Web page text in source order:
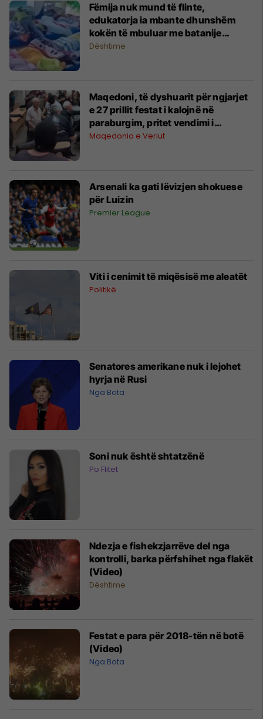
Fëmija nuk mund të flinte,
edukatorja ia mbante dhunshëm
kokën të mbuluar me batanije
(Video)
Dështime
Maqedoni, të dyshuarit për ngjarjet
e 27 prillit festat i kalojnë në
paraburgim, pritet vendimi i
Prokurorisë
Maqedonia e Veriut
Arsenali ka gati lëvizjen shokuese
për Luizin
Premier League
Viti i cenimit të miqësisë me aleatët
Politikë
Senatores amerikane nuk i lejohet
hyrja në Rusi
Nga Bota
Soni nuk është shtatzënë
Po Flitet
Ndezja e fishekzjarrëve del nga
kontrolli, barka përfshihet nga flakët
(Video)
Dështime
Festat e para për 2018-tën në botë
(Video)
Nga Bota